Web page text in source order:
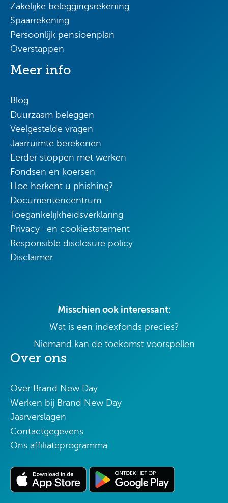
Zakelijke beleggingsrekening
Spaarrekening
Persoonlijk pensioenplan
Overstappen
Meer info
Blog
Duurzaam beleggen
Veelgestelde vragen
Jaarruimte berekenen
Eerder stoppen met werken
Fondsen en koersen
Hoe herkent u phishing?
Documentencentrum
Toegankelijkheidsverklaring
Privacy- en cookiestatement
Responsible disclosure policy
Disclaimer
Misschien ook interessant:
Wat is een indexfonds precies?
Niemand kan de toekomst voorspellen
Over ons
Over Brand New Day
Werken bij Brand New Day
Jaarverslagen
Contactgegevens
Ons affiliateprogramma